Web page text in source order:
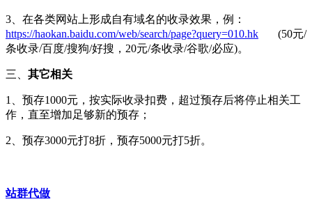
3、在各类网站上形成自有域名的收录效果，例：
https://haokan.baidu.com/web/search/page?query=010.hk (50元/
条收录/百度/搜狗/好搜，20元/条收录/谷歌/必应)。
三、 其它相关
1、预存1000元，按实际收录扣费，超过预存后将停止相关工
作，直至增加足够新的预存；
2、预存3000元打8折，预存5000元打5折。
站群代做